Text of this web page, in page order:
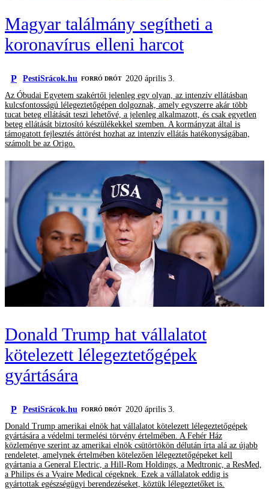
Magyar találmány segítheti a
koronavírus elleni harcot
P PestiSrácok.hu FORRÓ DRÓT
2020 április 3.
Az Óbudai Egyetem szakértői jelenleg egy olyan, az intenzív ellátásban
kulcsfontosságú lélegeztetőgépen dolgoznak, amely egyszerre akár több
tucat beteg ellátását teszi lehetővé, a jelenleg alkalmazott, és csak egyetlen
beteg ellátását biztosító készülékekkel szemben. A kormányzat által is
támogatott fejlesztés áttörést hozhat az intenzív ellátás hatékonyságában,
számolt be az Origo.
Donald Trump hat vállalatot
kötelezett lélegeztetőgépek
gyártására
P PestiSrácok.hu FORRÓ DRÓT
2020 április 3.
Donald Trump amerikai elnök hat vállalatot kötelezett lélegeztetőgépek
gyártására a védelmi termelési törvény értelmében. A Fehér Ház
közleménye szerint az amerikai elnök csütörtökön délután írta alá az újabb
rendeletet, amelynek értelmében kötelezően lélegeztetőgépeket kell
gyártania a General Electric, a Hill-Rom Holdings, a Medtronic, a ResMed,
a Philips és a Vyaire Medical cégeknek. Ezek a vállalatok eddig is
gyártottak egészségügyi berendezéseket, köztük lélegeztetőket is.